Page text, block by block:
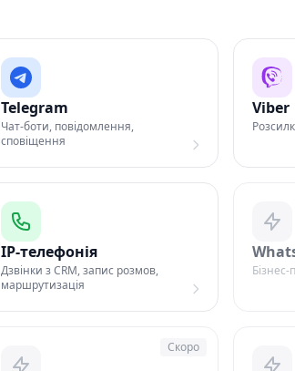
Telegram
Чат-боти, повідомлення,
сповіщення
Viber
IP-телефонія
Дзвінки з CRM, запис розмов,
маршрутизація
Скоро